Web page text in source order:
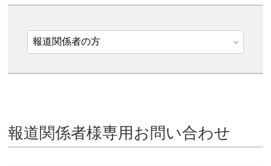
報道関係者様専用お問い合わせ